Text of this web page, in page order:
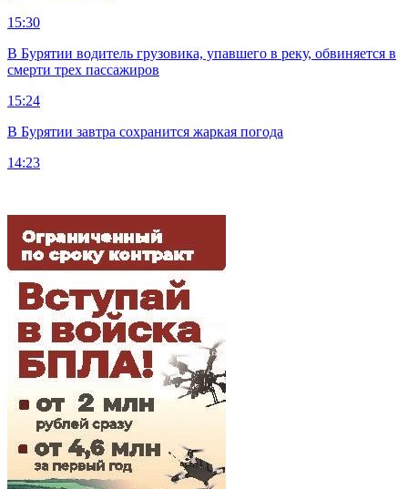
15:30
В Бурятии водитель грузовика, упавшего в реку, обвиняется в
смерти трех пассажиров
15:24
В Бурятии завтра сохранится жаркая погода
14:23